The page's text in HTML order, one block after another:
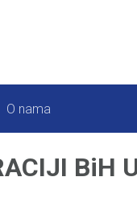
O nama
BiH